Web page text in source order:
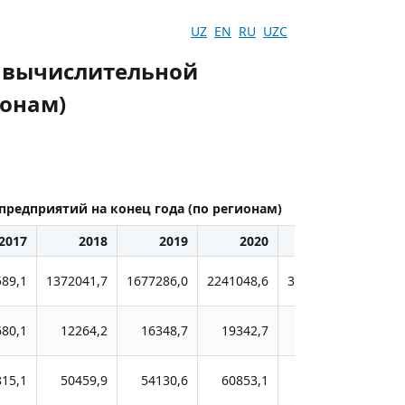
UZ EN RU UZC
на конец года (по регионам)
2018 2019 2020
1372041,7 1677286,0 2241048,6 3393061,5
12264,2 16348,7 19342,7
50459,9 54130,6 60853,1